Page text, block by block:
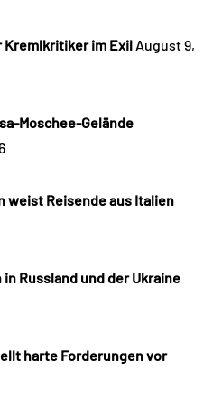
Kremlkritiker im Exil August 9,
Moschee-Gelände
weist Reisende aus Italien
Russland und der Ukraine
harte Forderungen vor